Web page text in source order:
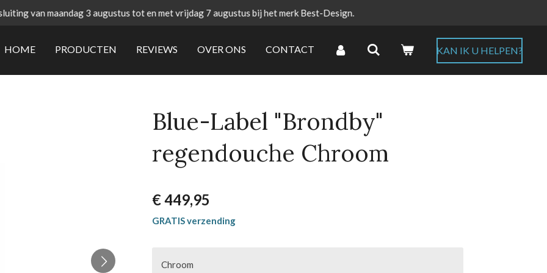
van maandag 3 augustus tot en met vrijdag 7 augustus bij het merk Best-Design.
HOME PRODUCTEN REVIEWS OVER ONS CONTACT KAN IK U HELPEN?
Blue-Label "Brondby"
regendouche Chroom
€ 449,95
GRATIS verzending
Chroom